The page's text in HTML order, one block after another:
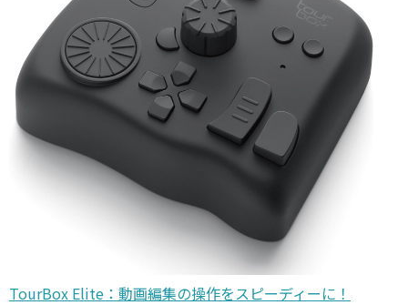
TourBox Elite：動画編集の操作をスピーディーに！